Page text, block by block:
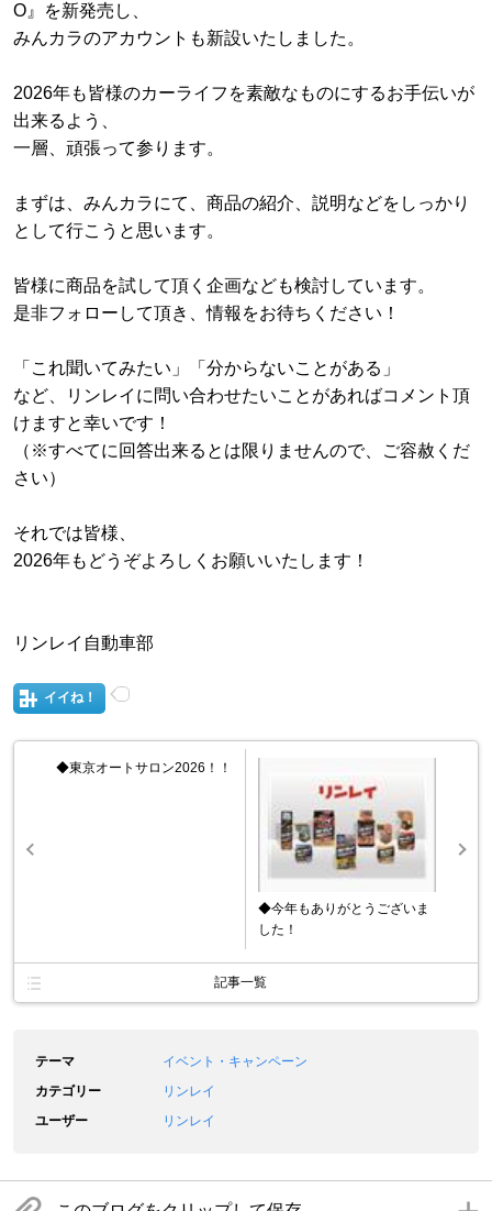
O』を新発売し、
みんカラのアカウントも新設いたしました。
2026年も皆様のカーライフを素敵なものにするお手伝いが
出来るよう、
一層、頑張って参ります。
まずは、みんカラにて、商品の紹介、説明などをしっかり
として行こうと思います。
皆様に商品を試して頂く企画なども検討しています。
是非フォローして頂き、情報をお待ちください！
「これ聞いてみたい」「分からないことがある」
など、リンレイに問い合わせたいことがあればコメント頂
けますと幸いです！
（※すべてに回答出来るとは限りませんので、ご容赦くだ
さい）
それでは皆様、
2026年もどうぞよろしくお願いいたします！
リンレイ自動車部
イイね！
◆東京オートサロン2026！！
◆今年もありがとうございま
した！
記事一覧
テーマ
イベント・キャンペーン
カテゴリー
リンレイ
ユーザー
リンレイ